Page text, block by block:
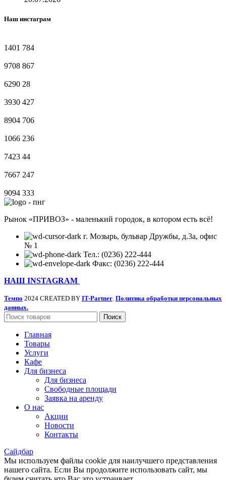
Наш инстаграм
1401 784
9708 867
6290 28
3930 427
8904 706
1066 236
7423 44
7667 247
9094 333
Рынок «ПРИВОЗ» - маленький городок, в котором есть всё!
г. Мозырь, бульвар Дружбы, д.3а, офис
№ 1
Тел.: (0236) 222-444
Факс: (0236) 222-444
НАШ INSTAGRAM
Темпо 2024 CREATED BY IT-Partner. Политика обработки персональных
данных.
Поиск
Главная
Товары
Услуги
Кафе
Для бизнеса
Для бизнеса
Свободные площади
Заявка на аренду
О нас
Акции
Новости
Контакты
Сайдбар
Мы используем файлы cookie для наилучшего представления
нашего сайта. Если Вы продолжите использовать сайт, мы